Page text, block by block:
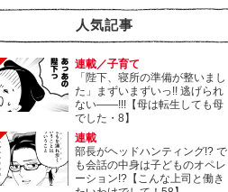
人気記事
連載／子育て
「陛下、寝所の準備が整いまし
た」まずいまずいっ!! 逃げられ
ない――!!!【母は転生しても母
でした・8】
連載
部長がヘッドハンティング!? で
も会話の中身は子どものオペレ
ーション!?【こんな上司と働き